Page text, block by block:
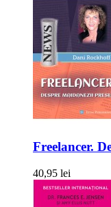
Freelancer.
40,95 lei